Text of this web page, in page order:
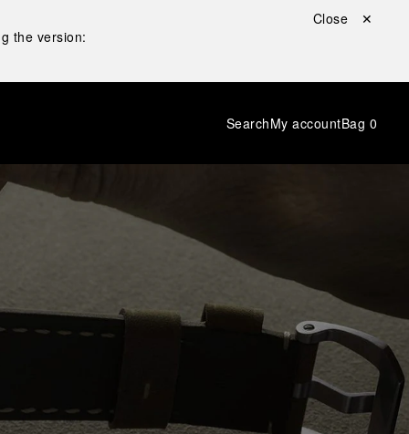
the version:
Close ✕
SearchMy accountBag 0